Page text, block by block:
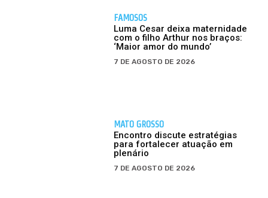
FAMOSOS
Luma Cesar deixa maternidade
com o filho Arthur nos braços:
‘Maior amor do mundo’
7 DE AGOSTO DE 2026
MATO GROSSO
Encontro discute estratégias
para fortalecer atuação em
plenário
7 DE AGOSTO DE 2026